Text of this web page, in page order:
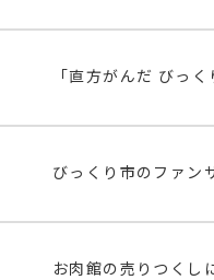
「直方がんだ びっ
びっくり市のファン
お肉館の売りつくし